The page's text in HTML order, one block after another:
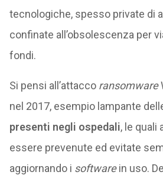
tecnologiche, spesso private di
confinate all’obsolescenza per
fondi.
Si pensi all’attacco ransomware
nel 2017, esempio lampante
presenti negli ospedali, le quali
essere prevenute ed evitate
aggiornando i softwarein uso.